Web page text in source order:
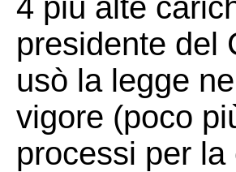
4 più alte
presidente del
usò la legge
vigore (poco
processi per la